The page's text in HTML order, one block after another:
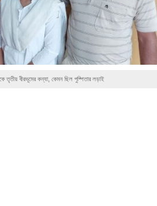
তৃতীয় বীরভূমের কন্যা, কেমন ছিল পুষ্পিতার লড়াই